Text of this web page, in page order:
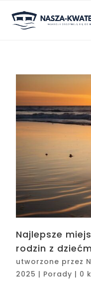
Najlepsze
rodzin z
utworzone przez
2025 | Porady | 0